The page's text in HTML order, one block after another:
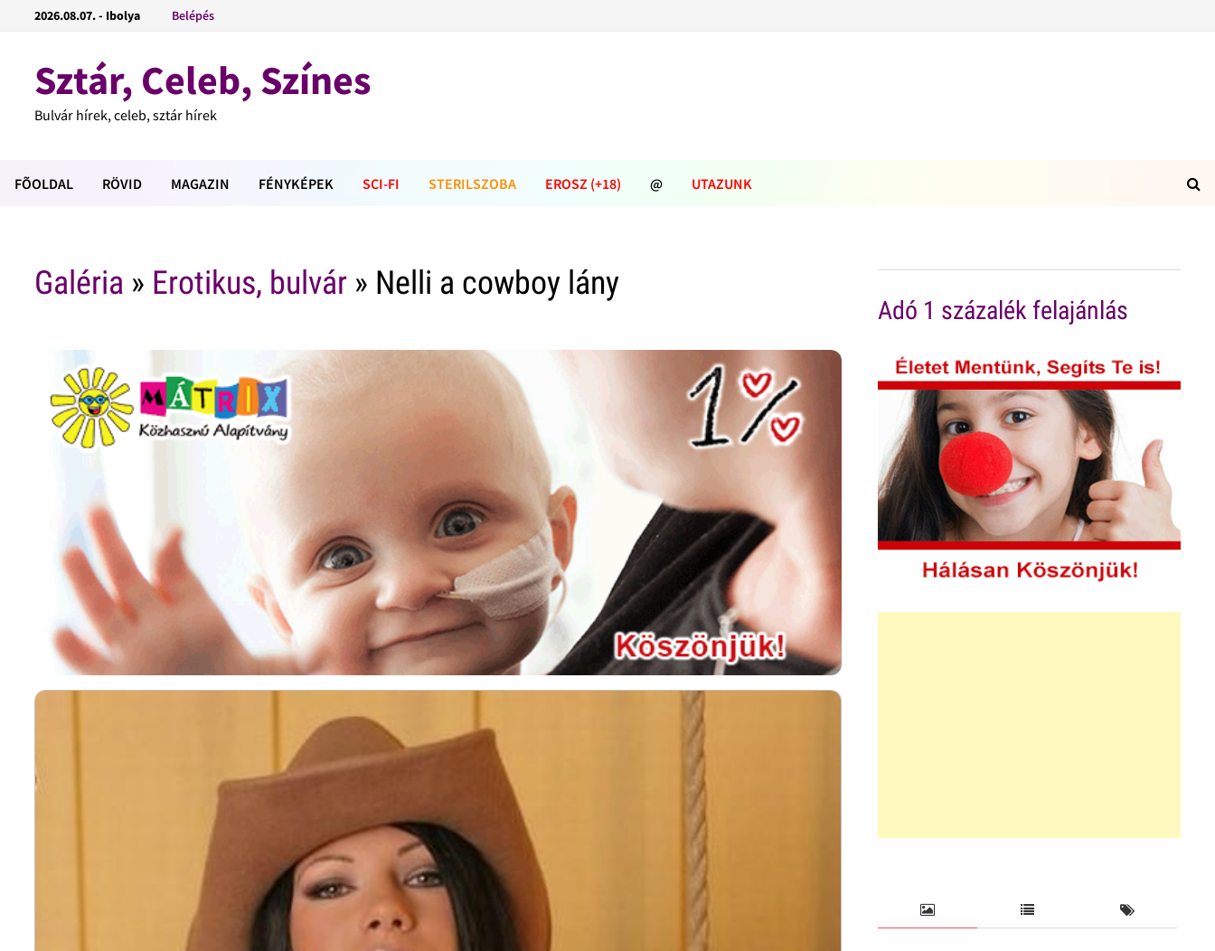
2026.08.07. - Ibolya Belépés
Sztár, Celeb, Színes
Bulvár hírek, celeb, sztár hírek
FÕOLDAL RÖVID MAGAZIN FÉNYKÉPEK SCI-FI STERILSZOBA EROSZ (+18) @ UTAZUNK
Galéria » Erotikus, bulvár » Nelli a cowboy lány
Adó 1 százalék felajánlás